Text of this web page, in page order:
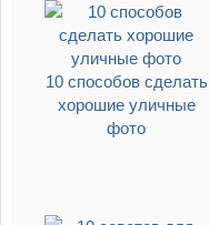
10 способов сделать
хорошие уличные
фото